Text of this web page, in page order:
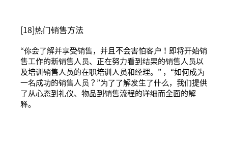
[18]热门销售方法
“你会了解并享受销售，并且不会害怕客户！即将开始销
售工作的新销售人员、正在努力看到结果的销售人员以
及培训销售人员的在职培训人员和经理。” ，“如何成为
一名成功的销售人员？”为了了解发生了什么，我们提供
了从心态到礼仪、物品到销售流程的详细而全面的解
释。